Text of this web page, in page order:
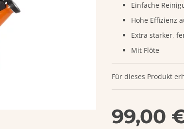
Einfache
Hohe Effizienz
Extra starker,
Mit Flöte
Für dieses Produkt
99,00